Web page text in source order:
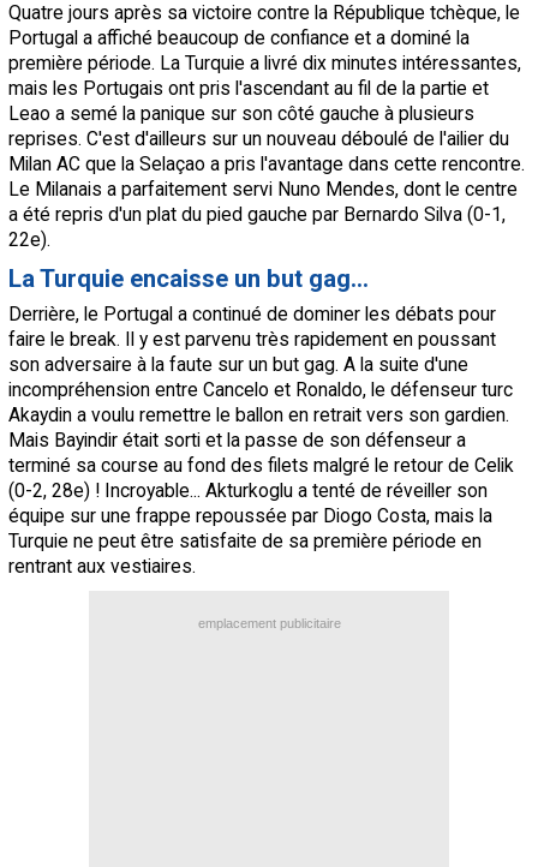
Quatre jours après sa victoire contre la République tchèque, le
Portugal a affiché beaucoup de confiance et a dominé la
première période. La Turquie a livré dix minutes intéressantes,
mais les Portugais ont pris l'ascendant au fil de la partie et
Leao a semé la panique sur son côté gauche à plusieurs
reprises. C'est d'ailleurs sur un nouveau déboulé de l'ailier du
Milan AC que la Selaçao a pris l'avantage dans cette rencontre.
Le Milanais a parfaitement servi Nuno Mendes, dont le centre
a été repris d'un plat du pied gauche par Bernardo Silva (0-1,
22e).
La Turquie encaisse un but gag…
Derrière, le Portugal a continué de dominer les débats pour
faire le break. Il y est parvenu très rapidement en poussant
son adversaire à la faute sur un but gag. A la suite d'une
incompréhension entre Cancelo et Ronaldo, le défenseur turc
Akaydin a voulu remettre le ballon en retrait vers son gardien.
Mais Bayindir était sorti et la passe de son défenseur a
terminé sa course au fond des filets malgré le retour de Celik
(0-2, 28e) ! Incroyable... Akturkoglu a tenté de réveiller son
équipe sur une frappe repoussée par Diogo Costa, mais la
Turquie ne peut être satisfaite de sa première période en
rentrant aux vestiaires.
emplacement publicitaire